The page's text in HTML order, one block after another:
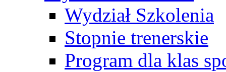
Wydział Szkolenia
Stopnie trenerskie
Program dla klas